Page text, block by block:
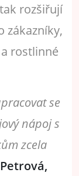
rozšiřují
zákazníky,
rostlinné
se
nápoj s
zcela